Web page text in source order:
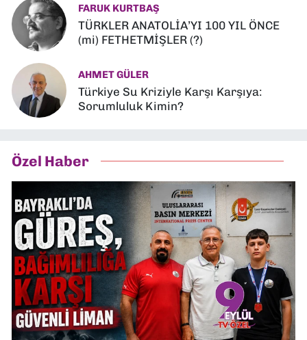
FARUK KURTBAŞ
TÜRKLER ANATOLİA’YI 100 YIL ÖNCE
(mi) FETHETMİŞLER (?)
AHMET GÜLER
Türkiye Su Kriziyle Karşı Karşıya:
Sorumluluk Kimin?
Özel Haber